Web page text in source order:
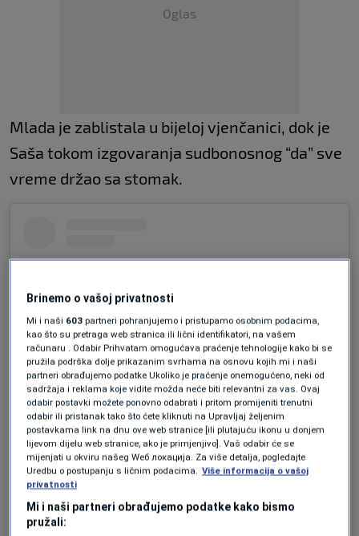
Oglas
Mlada je zablistala u bijeloj vjenčanici, dok je
Saša tokom izgovaranja sudbonosnog “da” sve
vreme držao sa stomak.
Pogledajte ovu objavu na Instagramu.
Brinemo o vašoj privatnosti
Mi i naši 603 partneri pohranjujemo i pristupamo osobnim podacima,
kao što su pretraga web stranica ili lični identifikatori, na vašem
računaru . Odabir Prihvatam omogućava praćenje tehnologije kako bi se
pružila podrška dolje prikazanim svrhama na osnovu kojih mi i naši
partneri obrađujemo podatke Ukoliko je praćenje onemogućeno, neki od
sadržaja i reklama koje vidite možda neće biti relevantni za vas. Ovaj
odabir postavki možete ponovno odabrati i pritom promijeniti trenutni
odabir ili pristanak tako što ćete kliknuti na Upravljaj željenim
postavkama link na dnu ove web stranice [ili plutajuću ikonu u donjem
lijevom dijelu web stranice, ako je primjenjivo]. Vaš odabir će se
mijenjati u okviru našeg Wеб локација. Za više detalja, pogledajte
Uredbu o postupanju s ličnim podacima. Više informacija o vašoj
privatnosti
Mi i naši partneri obrađujemo podatke kako bismo
pružali: